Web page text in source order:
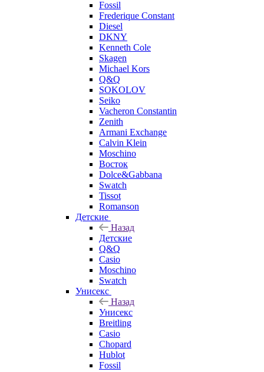
Fossil
Frederique Constant
Diesel
DKNY
Kenneth Cole
Skagen
Michael Kors
Q&Q
SOKOLOV
Seiko
Vacheron Constantin
Zenith
Armani Exchange
Calvin Klein
Moschino
Восток
Dolce&Gabbana
Swatch
Tissot
Romanson
Детские
Назад
Детские
Q&Q
Casio
Moschino
Swatch
Унисекс
Назад
Унисекс
Breitling
Casio
Chopard
Hublot
Fossil